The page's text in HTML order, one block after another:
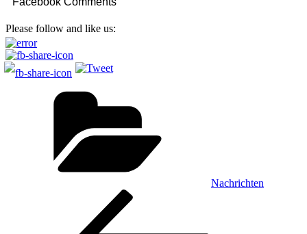
Please follow and like us:
Nachrichten
Beitragsnavigation